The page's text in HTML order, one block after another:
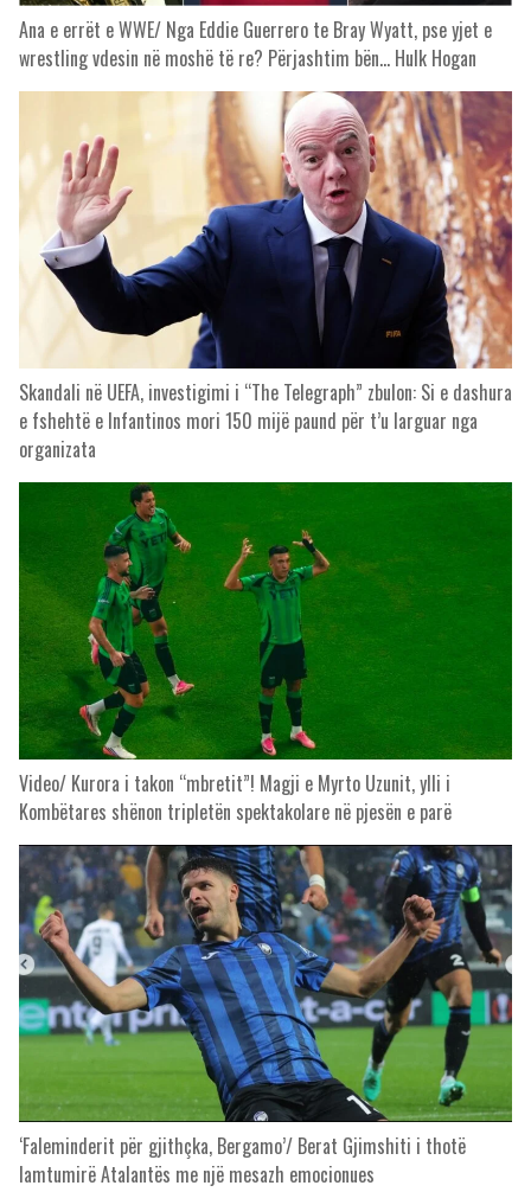
Ana e errët e WWE/ Nga Eddie Guerrero te Bray Wyatt, pse yjet e
wrestling vdesin në moshë të re? Përjashtim bën… Hulk Hogan
Skandali në UEFA, investigimi i “The Telegraph” zbulon: Si e dashura
e fshehtë e Infantinos mori 150 mijë paund për t’u larguar nga
organizata
Video/ Kurora i takon “mbretit”! Magji e Myrto Uzunit, ylli i
Kombëtares shënon tripletën spektakolare në pjesën e parë
‘Faleminderit për gjithçka, Bergamo’/ Berat Gjimshiti i thotë
lamtumirë Atalantës me një mesazh emocionues